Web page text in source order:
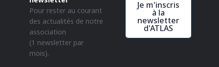
Pour rester au courant
des actualités de notre
association
(1 newsletter par
mois).
Je m'inscris
à la
newsletter
d'ATLAS